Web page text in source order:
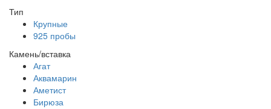
Тип
Крупные
925 пробы
Камень/вставка
Агат
Аквамарин
Аметист
Бирюза